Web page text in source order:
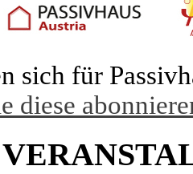
sich für
diese